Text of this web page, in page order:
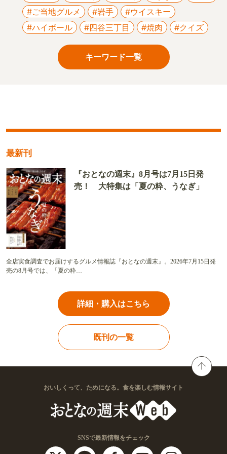
#ご当地グルメ
#岩手
#ウイスキー
#ハイボール
#四谷三丁目 #焼肉 #クイズ
キーワード一覧
最新刊
『おとなの週末』8月号は7月15日発
売！ 大特集は「夏の粋、うなぎ」
全店実食調査でお届けするグルメ情報誌『おとなの週末』。2026年7月15日発
売の8月号では、「夏の粋…
詳細・購入はこちら
既刊の一覧
おいしくって、ためになる。食を楽しむ情報サイト
SNSで最新情報をチェック